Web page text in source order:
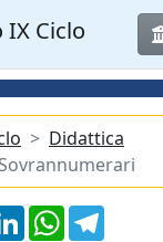
IX Ciclo
Didattica
LinkedInWhatsApp